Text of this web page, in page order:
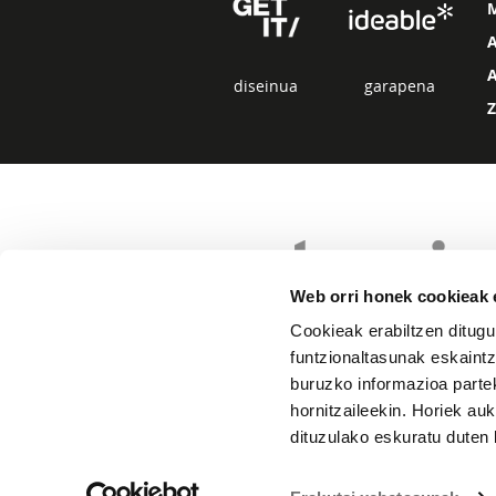
Web orri honek cookieak
Cookieak erabiltzen
funtzionaltasunak
buruzko informazioa
hornitzaileekin. Horiek
dituzulako eskuratu
diseinua garapena